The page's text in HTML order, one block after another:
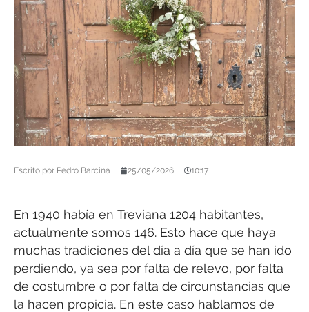
Escrito por Pedro Barcina 25/05/2026 10:17
En 1940 había en Treviana 1204 habitantes,
actualmente somos 146. Esto hace que haya
muchas tradiciones del día a día que se han ido
perdiendo, ya sea por falta de relevo, por falta
de costumbre o por falta de circunstancias que
la hacen propicia. En este caso hablamos de